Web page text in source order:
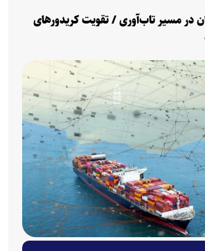
در مسیر تاب‌آوری / تقویت کریدورهای